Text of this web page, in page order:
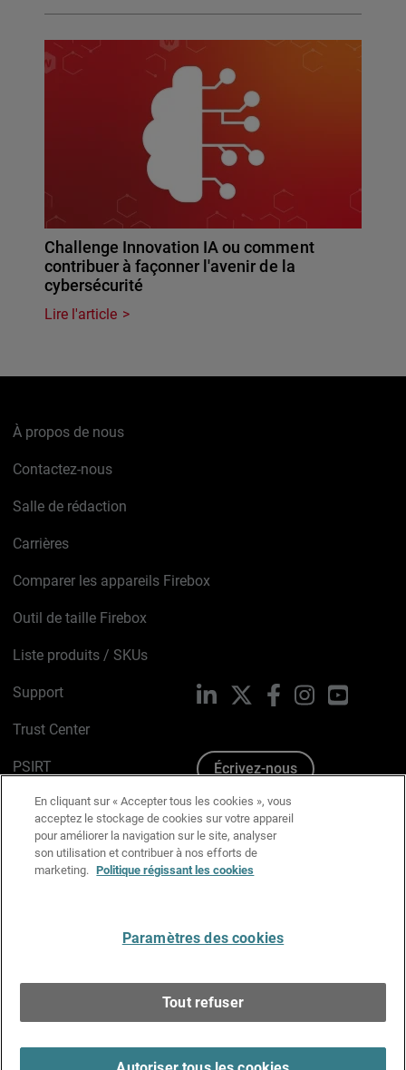
Challenge Innovation IA ou comment
contribuer à façonner l'avenir de la
cybersécurité
Lire l'article
À propos de nous
Contactez-nous
Salle de rédaction
Carrières
Comparer les appareils Firebox
Outil de taille Firebox
Liste produits / SKUs
Support
Trust Center
PSIRT
Avis sur les cookies
Politique de confidentialité
Charte Graphique
LinkedIn FacebookInstagramYouTube
Écrivez-nous
En cliquant sur « Accepter tous les cookies », vous
acceptez le stockage de cookies sur votre appareil
pour améliorer la navigation sur le site, analyser
son utilisation et contribuer à nos efforts de
marketing. Politique régissant les cookies
Paramètres des cookies
Tout refuser